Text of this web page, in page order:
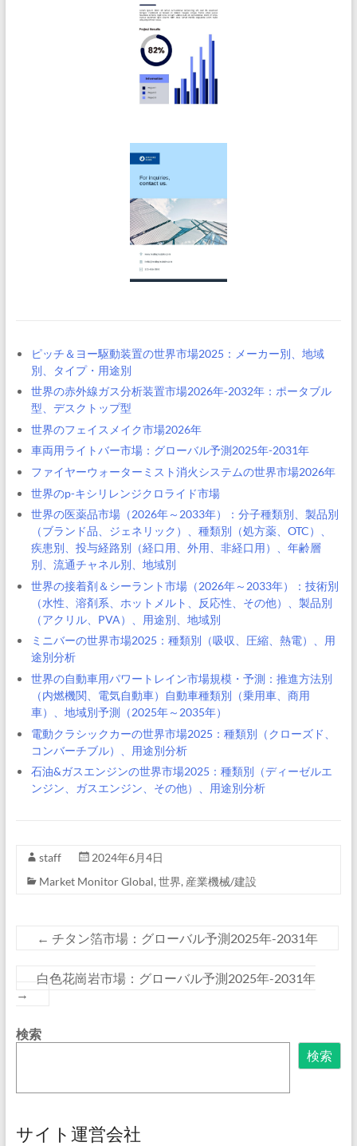
ピッチ＆ヨー駆動装置の世界市場2025：メーカー別、地域
別、タイプ・用途別
世界の赤外線ガス分析装置市場2026年-2032年：ポータブル
型、デスクトップ型
世界のフェイスメイク市場2026年
車両用ライトバー市場：グローバル予測2025年-2031年
ファイヤーウォーターミスト消火システムの世界市場2026年
世界のp-キシリレンジクロライド市場
世界の医薬品市場（2026年～2033年）：分子種類別、製品別
（ブランド品、ジェネリック）、種類別（処方薬、OTC）、
疾患別、投与経路別（経口用、外用、非経口用）、年齢層
別、流通チャネル別、地域別
世界の接着剤＆シーラント市場（2026年～2033年）：技術別
（水性、溶剤系、ホットメルト、反応性、その他）、製品別
（アクリル、PVA）、用途別、地域別
ミニバーの世界市場2025：種類別（吸収、圧縮、熱電）、用
途別分析
世界の自動車用パワートレイン市場規模・予測：推進方法別
（内燃機関、電気自動車）自動車種類別（乗用車、商用
車）、地域別予測（2025年～2035年）
電動クラシックカーの世界市場2025：種類別（クローズド、
コンバーチブル）、用途別分析
石油&ガスエンジンの世界市場2025：種類別（ディーゼルエ
ンジン、ガスエンジン、その他）、用途別分析
staff
2024年6月4日
Market Monitor Global, 世界, 産業機械/建設
← チタン箔市場：グローバル予測2025年-2031年
白色花崗岩市場：グローバル予測2025年-2031年
→
検索
検索
サイト運営会社